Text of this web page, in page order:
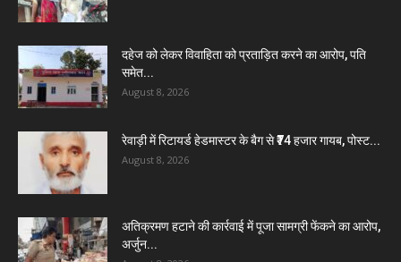
दहेज को लेकर विवाहिता को प्रताड़ित करने का आरोप, पति
समेत...
August 8, 2026
रेवाड़ी में रिटायर्ड हेडमास्टर के बैग से ₹74 हजार गायब, पोस्ट...
August 8, 2026
अतिक्रमण हटाने की कार्रवाई में पूजा सामग्री फेंकने का आरोप,
अर्जुन...